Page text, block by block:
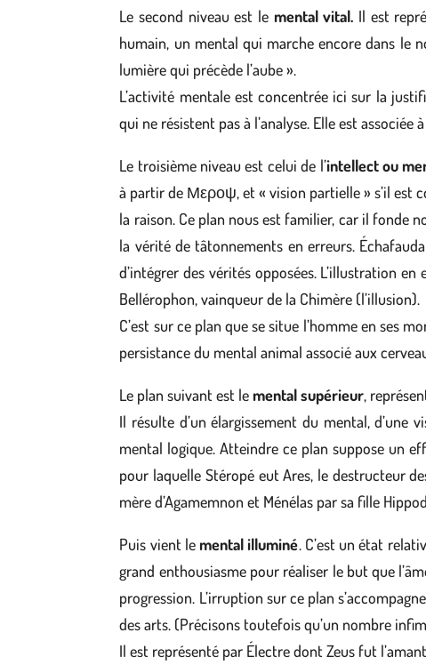
Le second niveau est le mental vital. Il est
humain, un mental qui marche encore dans le
lumière qui précède l’aube ».
L’activité mentale est concentrée ici sur la
qui ne résistent pas à l’analyse. Elle est
Le troisième niveau est celui de l’intellect ou
à partir de Μεροψ, et « vision partielle » s’il est
la raison. Ce plan nous est familier, car il fonde
la vérité de tâtonnements en erreurs.
d’intégrer des vérités opposées. L’illustration
Bellérophon, vainqueur de la Chimère (l’illusion).
C’est sur ce plan que se situe l’homme en ses
persistance du mental animal associé aux
Le plan suivant est le mental supérieur,
Il résulte d’un élargissement du mental,
mental logique. Atteindre ce plan suppose un
pour laquelle Stéropé eut Ares, le destructeur
mère d’Agamemnon et Ménélas par sa fille
Puis vient le mental illuminé. C’est un état
grand enthousiasme pour réaliser le but que
progression. L’irruption sur ce plan
des arts. (Précisons toutefois qu’un nombre
Il est représenté par Électre dont Zeus fut